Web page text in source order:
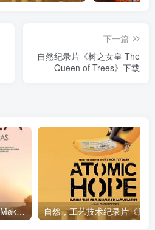
下一篇
自然纪录片《树之女皇 The
Queen of Trees》下载
社会生活纪录片《马加拉 Makala》下载